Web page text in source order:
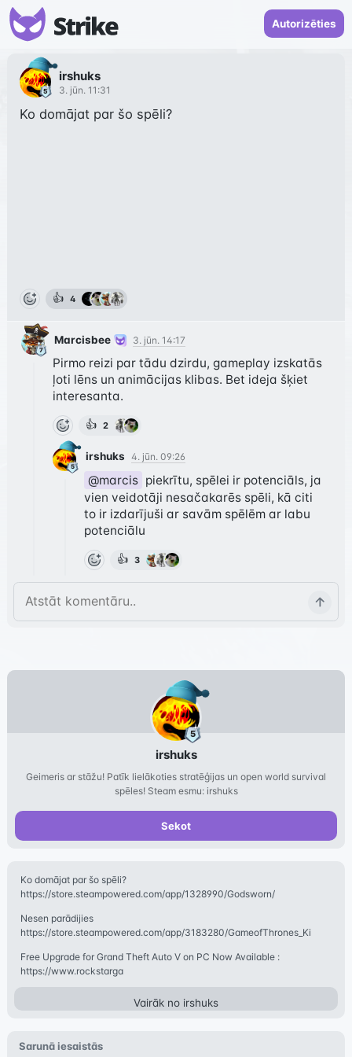
Autorizēties
irshuks
3. jūn. 11:31
Ko domājat par šo spēli?
👍 4
Marcisbee 3. jūn. 14:17
Pirmo reizi par tādu dzirdu, gameplay izskatās
ļoti lēns un animācijas klibas. Bet ideja šķiet
interesanta.
👍 2
irshuks 4. jūn. 09:26
@marcis piekrītu, spēlei ir potenciāls, ja
vien veidotāji nesačakarēs spēli, kā citi
to ir izdarījuši ar savām spēlēm ar labu
potenciālu
👍 3
irshuks
Geimeris ar stāžu! Patīk lielākoties stratēģijas un open world survival
spēles! Steam esmu: irshuks
Sekot
Ko domājat par šo spēli?
https://store.steampowered.com/app/1328990/Godsworn/
Nesen parādijies
https://store.steampowered.com/app/3183280/GameofThrones_Ki
Free Upgrade for Grand Theft Auto V on PC Now Available :
https://www.rockstarga
Vairāk no irshuks
Sarunā iesaistās